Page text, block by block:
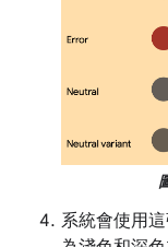
系統會使用